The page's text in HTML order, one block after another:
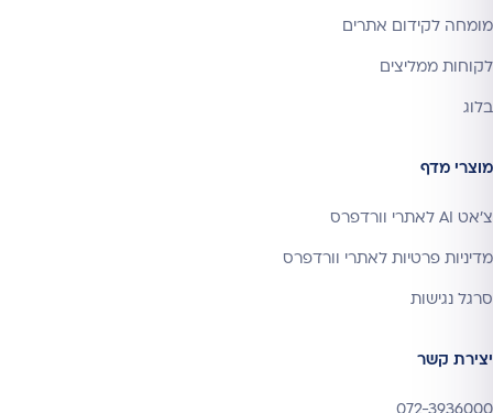
מומחה לקידום אתרים
לקוחות ממליצים
בלוג
מוצרי מדף
צ'אט AI לאתרי וורדפרס
מדיניות פרטיות לאתרי וורדפרס
סרגל נגישות
יצירת קשר
072-3936000